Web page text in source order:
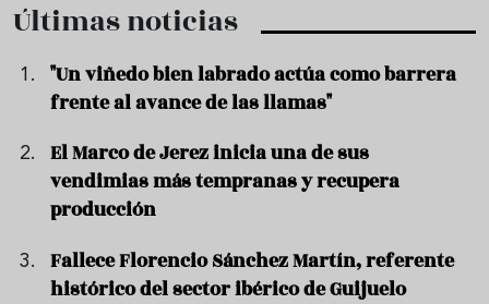
Últimas noticias
"Un viñedo bien labrado actúa como barrera
frente al avance de las llamas"
El Marco de Jerez inicia una de sus
vendimias más tempranas y recupera
producción
Fallece Florencio Sánchez Martín, referente
histórico del sector ibérico de Guijuelo